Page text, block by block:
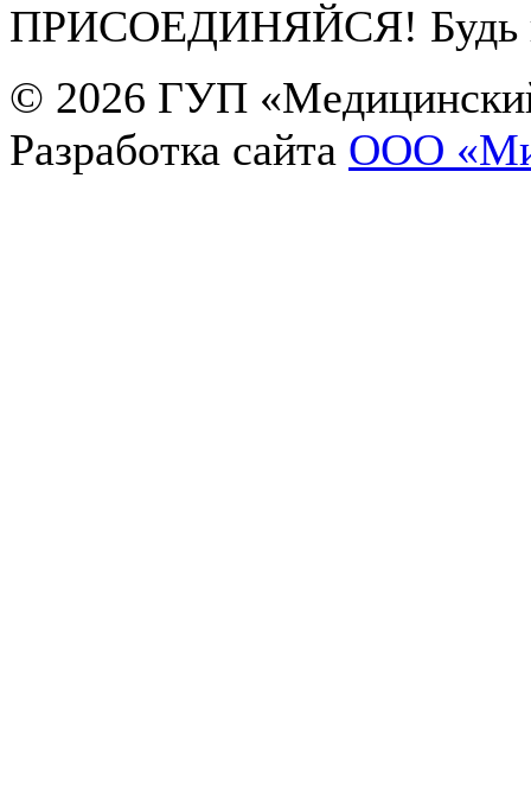
ПРИСОЕДИНЯЙСЯ! Будь в
© 2026 ГУП
Разработка сайта OOO
Ольга
Здравствуйте! Чем я могу Вам помочь?